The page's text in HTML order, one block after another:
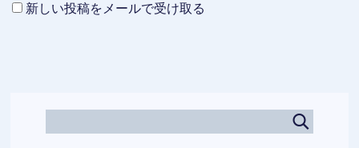
新しい投稿をメールで受け取る